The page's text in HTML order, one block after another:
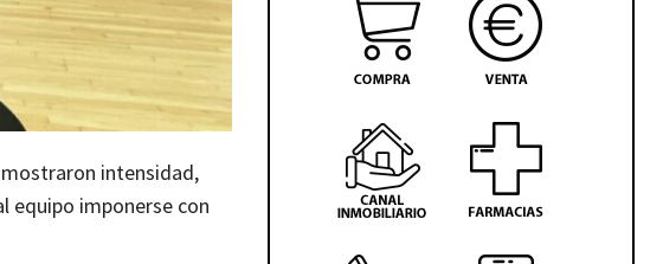
intensidad,
equipo imponerse con